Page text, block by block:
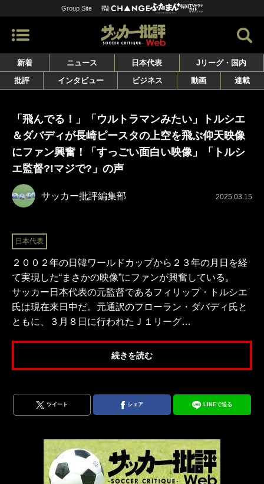
Group Site
新着 ニュース 日本代表
Jリーグ・国内
批評
インタビュー ビジネス 動画 連載
「飛んでる！」「ウルトラマンみたい」トルシエ
＆ダバディが長崎ピースタの上空を飛ぶ仰天映像
にファン興奮！「すっごい面白い映像」「トルシ
エ監督?!マジで?」の声
サッカー批評編集部 2025.03.15
日本代表
２００２年の日韓ワールドカップから２３年の月日を経
て実現した“まさかの映像”にファンが興奮している。
サッカー日本代表の元監督であるフィリップ・トルシエ
氏は現在来日中だ。元通訳のフローラン・ダバディ氏と
ともに、３月８日に行われたＪ１リーグ…
続きを読む
ツイート シェア LINEで送る